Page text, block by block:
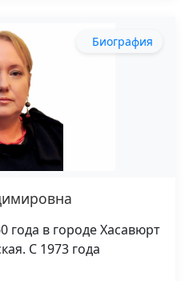
Биография
года в городе Хасавюрт
С 1973 года